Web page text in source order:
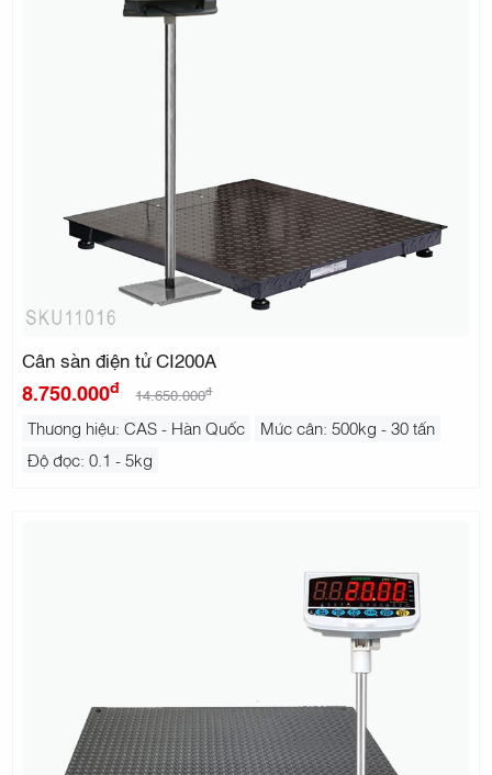
Cân sàn điện tử CI200A
8.750.000đ 14.650.000đ
Thương hiệu: CAS - Hàn Quốc
Mức cân: 500kg - 30 tấn
Độ đọc: 0.1 - 5kg